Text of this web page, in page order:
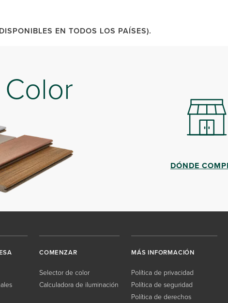
EN TODOS LOS PAÍSES).
DÓNDE
COMENZAR
Selector de color
Calculadora de iluminación
MÁS INFORMACIÓN
Política de privacidad
Política de seguridad
Política de derechos